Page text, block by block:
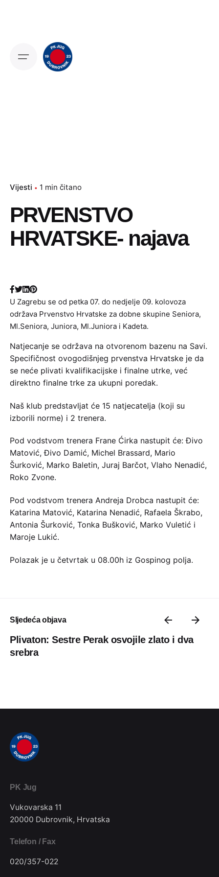
Vijesti 1 min čitano
PRVENSTVO
HRVATSKE- najava
U Zagrebu se od petka 07. do nedjelje 09. kolovoza
održava Prvenstvo Hrvatske za dobne skupine Seniora,
Ml.Seniora, Juniora, Ml.Juniora i Kadeta.
Natjecanje se održava na otvorenom bazenu na Savi.
Specifičnost ovogodišnjeg prvenstva Hrvatske je da
se neće plivati kvalifikacijske i finalne utrke, već
direktno finalne trke za ukupni poredak.
Naš klub predstavljat će 15 natjecatelja (koji su
izborili norme) i 2 trenera.
Pod vodstvom trenera Frane Ćirka nastupit će: Đivo
Matović, Đivo Damić, Michel Brassard, Mario
Šurković, Marko Baletin, Juraj Barčot, Vlaho Nenadić,
Roko Zvone.
Pod vodstvom trenera Andreja Drobca nastupit će:
Katarina Matović, Katarina Nenadić, Rafaela Škrabo,
Antonia Šurković, Tonka Bušković, Marko Vuletić i
Maroje Lukić.
Polazak je u četvrtak u 08.00h iz Gospinog polja.
Sljedeća objava
Plivaton: Sestre Perak osvojile zlato i dva
srebra
PK Jug
Vukovarska 11
20000 Dubrovnik, Hrvatska
Telefon / Fax
020/357-022